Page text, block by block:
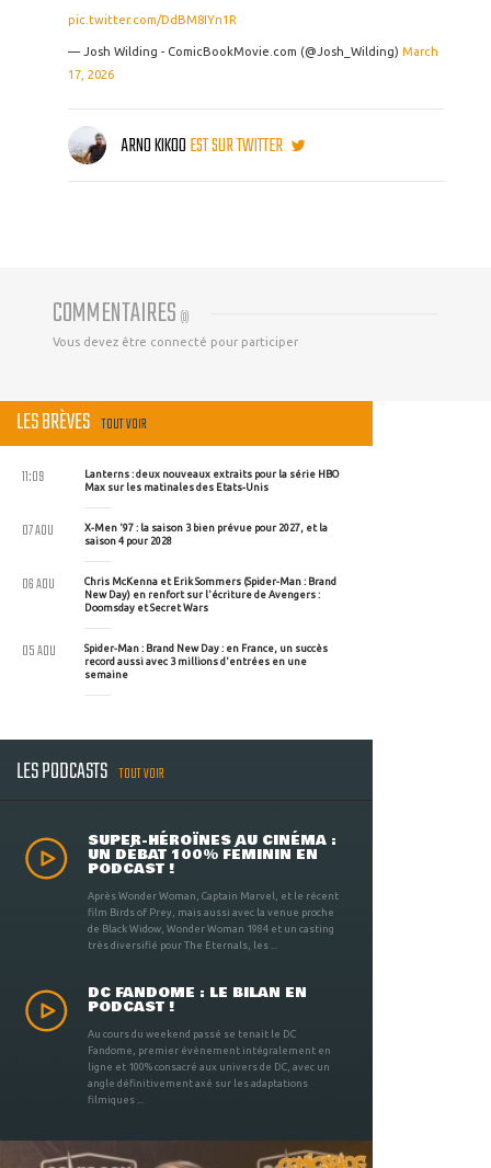
pic.twitter.com/DdBM8IYn1R
— Josh Wilding - ComicBookMovie.com (@Josh_Wilding) March
17, 2026
ARNO KIKOOEST SUR TWITTER
COMMENTAIRES (0)
Vous devez être connecté pour participer
LES BRÈVES TOUT VOIR
Lanterns : deux nouveaux extraits pour la série HBO
Max sur les matinales des Etats-Unis
11:09
X-Men '97 : la saison 3 bien prévue pour 2027, et la
saison 4 pour 2028
07 AOU
Chris McKenna et Erik Sommers (Spider-Man : Brand
New Day) en renfort sur l'écriture de Avengers :
Doomsday et Secret Wars
06 AOU
Spider-Man : Brand New Day : en France, un succès
record aussi avec 3 millions d'entrées en une
semaine
05 AOU
LES PODCASTS TOUT VOIR
SUPER-HÉROÏNES AU CINÉMA :
UN DÉBAT 100% FÉMININ EN
PODCAST !
Après Wonder Woman, Captain Marvel, et le récent
film Birds of Prey, mais aussi avec la venue proche
de Black Widow, Wonder Woman 1984 et un casting
très diversifié pour The Eternals, les ...
DC FANDOME : LE BILAN EN
PODCAST !
Au cours du weekend passé se tenait le DC
Fandome, premier évènement intégralement en
ligne et 100% consacré aux univers de DC, avec un
angle définitivement axé sur les adaptations
filmiques ...